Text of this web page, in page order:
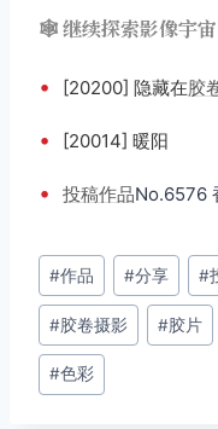
🕸️ 继续探索影像宇宙
• [20200] 隐藏在胶
• [20014] 暖阳
• 投稿作品No.6576
文
章
标
签：
#作品 #分享 #
#胶卷摄影 #胶片
#色彩